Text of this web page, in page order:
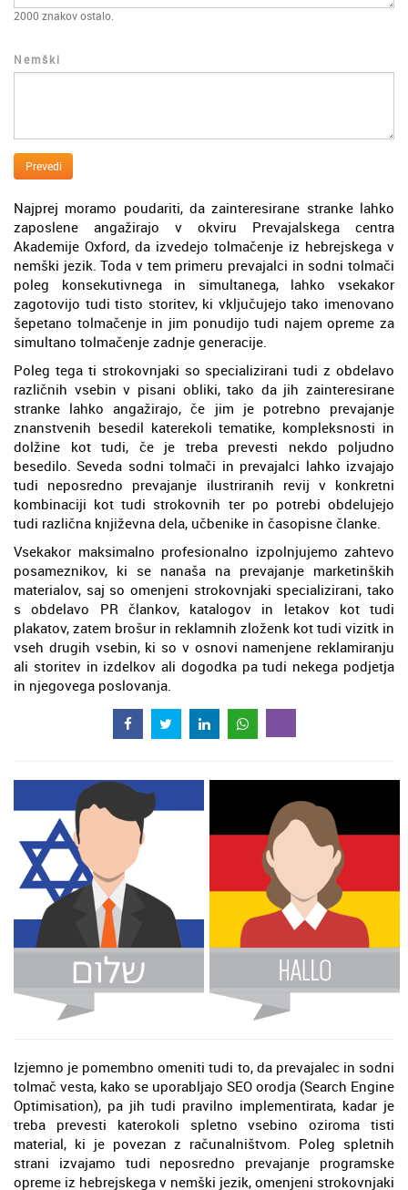
2000 znakov ostalo.
Nemški
Prevedi
Najprej moramo poudariti, da zainteresirane stranke lahko
zaposlene angažirajo v okviru Prevajalskega centra
Akademije Oxford, da izvedejo tolmačenje iz hebrejskega v
nemški jezik. Toda v tem primeru prevajalci in sodni tolmači
poleg konsekutivnega in simultanega, lahko vsekakor
zagotovijo tudi tisto storitev, ki vključujejo tako imenovano
šepetano tolmačenje in jim ponudijo tudi najem opreme za
simultano tolmačenje zadnje generacije.
Poleg tega ti strokovnjaki so specializirani tudi z obdelavo
različnih vsebin v pisani obliki, tako da jih zainteresirane
stranke lahko angažirajo, če jim je potrebno prevajanje
znanstvenih besedil katerekoli tematike, kompleksnosti in
dolžine kot tudi, če je treba prevesti nekdo poljudno
besedilo. Seveda sodni tolmači in prevajalci lahko izvajajo
tudi neposredno prevajanje ilustriranih revij v konkretni
kombinaciji kot tudi strokovnih ter po potrebi obdelujejo
tudi različna književna dela, učbenike in časopisne članke.
Vsekakor maksimalno profesionalno izpolnjujemo zahtevo
posameznikov, ki se nanaša na prevajanje marketinških
materialov, saj so omenjeni strokovnjaki specializirani, tako
s obdelavo PR člankov, katalogov in letakov kot tudi
plakatov, zatem brošur in reklamnih zloženk kot tudi vizitk in
vseh drugih vsebin, ki so v osnovi namenjene reklamiranju
ali storitev in izdelkov ali dogodka pa tudi nekega podjetja
in njegovega poslovanja.
Izjemno je pomembno omeniti tudi to, da prevajalec in sodni
tolmač vesta, kako se uporabljajo SEO orodja (Search Engine
Optimisation), pa jih tudi pravilno implementirata, kadar je
treba prevesti katerokoli spletno vsebino oziroma tisti
material, ki je povezan z računalništvom. Poleg spletnih
strani izvajamo tudi neposredno prevajanje programske
opreme iz hebrejskega v nemški jezik, omenjeni strokovnjaki